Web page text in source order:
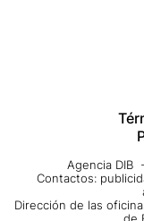
Agencia DIB
Contactos:
Dirección de las
de